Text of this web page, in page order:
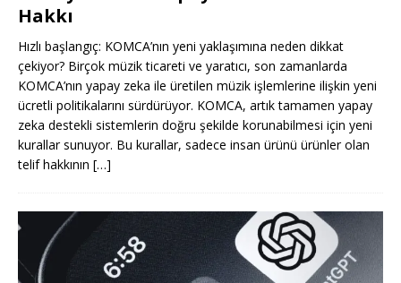
Hakkı
Hızlı başlangıç: KOMCA’nın yeni yaklaşımına neden dikkat
çekiyor? Birçok müzik ticareti ve yaratıcı, son zamanlarda
KOMCA’nın yapay zeka ile üretilen müzik işlemlerine ilişkin yeni
ücretli politikalarını sürdürüyor. KOMCA, artık tamamen yapay
zeka destekli sistemlerin doğru şekilde korunabilmesi için yeni
kurallar sunuyor. Bu kurallar, sadece insan ürünü ürünler olan
telif hakkının […]